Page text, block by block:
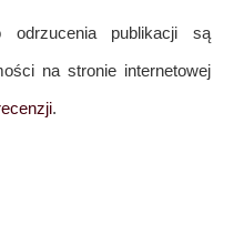
odrzucenia publikacji są
na stronie internetowej
.